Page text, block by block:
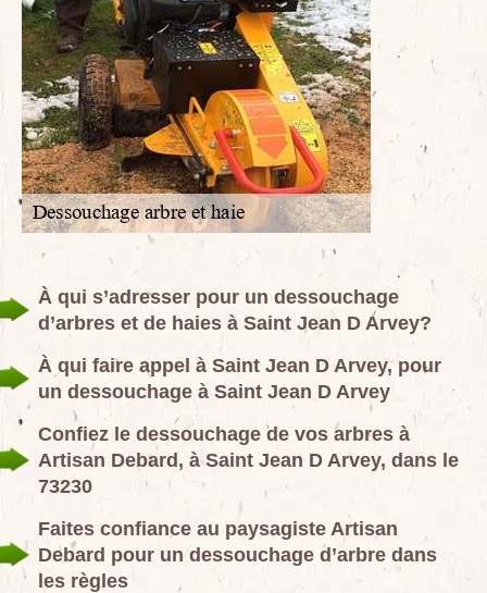
À qui s’adresser pour un dessouchage
d’arbres et de haies à Saint Jean D Arvey?
À qui faire appel à Saint Jean D Arvey, pour
un dessouchage à Saint Jean D Arvey
Confiez le dessouchage de vos arbres à
Artisan Debard, à Saint Jean D Arvey, dans le
73230
Faites confiance au paysagiste Artisan
Debard pour un dessouchage d’arbre dans
les règles